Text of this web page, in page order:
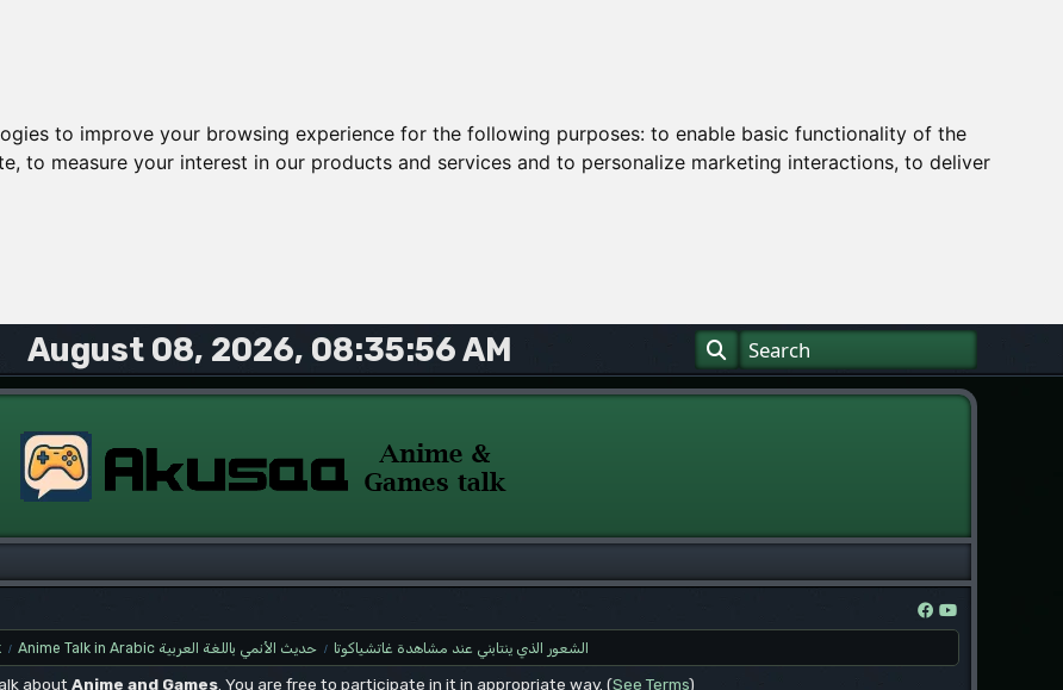
to improve your browsing experience for the following purposes: to enable basic functionality of the
, to measure your interest in our products and services and to personalize marketing interactions, to deliver
August 08, 2026, 08:35:56 AM
/ Anime Talk in Arabic حديث الأنمي باللغة العربية / الشعور الذي ينتابني عند مشاهدة غاتشياكوتا
aboutAnime and Games. You are free to participate in it in appropriate way. (See Terms)